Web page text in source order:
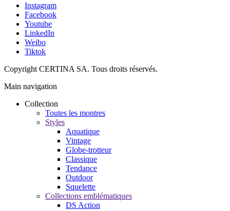
Instagram
Facebook
Youtube
LinkedIn
Weibo
Tiktok
Copyright CERTINA SA. Tous droits réservés.
Main navigation
Collection
Toutes les montres
Styles
Aquatique
Vintage
Globe-trotteur
Classique
Tendance
Outdoor
Squelette
Collections emblématiques
DS Action